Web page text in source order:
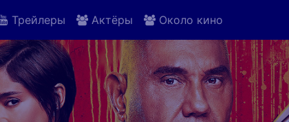
Трейлеры Актёры Около кино